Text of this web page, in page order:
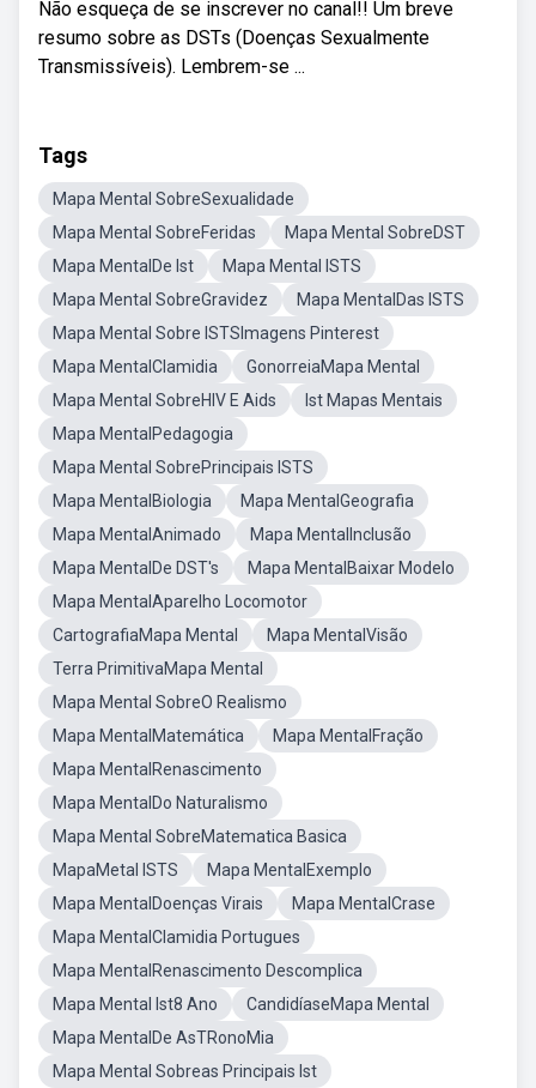
Não esqueça de se inscrever no canal!! Um breve
resumo sobre as DSTs (Doenças Sexualmente
Transmissíveis). Lembrem-se ...
Tags
Mapa Mental SobreSexualidade
Mapa Mental SobreFeridas
Mapa Mental SobreDST
Mapa MentalDe Ist
Mapa Mental ISTS
Mapa Mental SobreGravidez
Mapa MentalDas ISTS
Mapa Mental Sobre ISTSImagens Pinterest
Mapa MentalClamidia
GonorreiaMapa Mental
Mapa Mental SobreHIV E Aids
Ist Mapas Mentais
Mapa MentalPedagogia
Mapa Mental SobrePrincipais ISTS
Mapa MentalBiologia
Mapa MentalGeografia
Mapa MentalAnimado
Mapa MentalInclusão
Mapa MentalDe DST's
Mapa MentalBaixar Modelo
Mapa MentalAparelho Locomotor
CartografiaMapa Mental
Mapa MentalVisão
Terra PrimitivaMapa Mental
Mapa Mental SobreO Realismo
Mapa MentalMatemática
Mapa MentalFração
Mapa MentalRenascimento
Mapa MentalDo Naturalismo
Mapa Mental SobreMatematica Basica
MapaMetal ISTS
Mapa MentalExemplo
Mapa MentalDoenças Virais
Mapa MentalCrase
Mapa MentalClamidia Portugues
Mapa MentalRenascimento Descomplica
Mapa Mental Ist8 Ano
CandidíaseMapa Mental
Mapa MentalDe AsTRonoMia
Mapa Mental Sobreas Principais Ist